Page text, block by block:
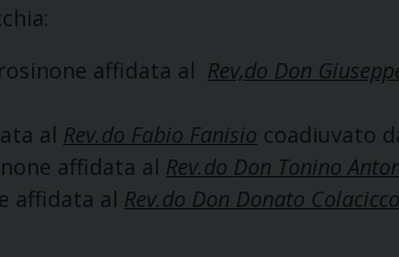
affidata al Rev,do Don
al Rev.do Fabio Fanisio coadiuvato
affidata al Rev.do Don Tonino
affidata al Rev.do Don Donato Colacicco